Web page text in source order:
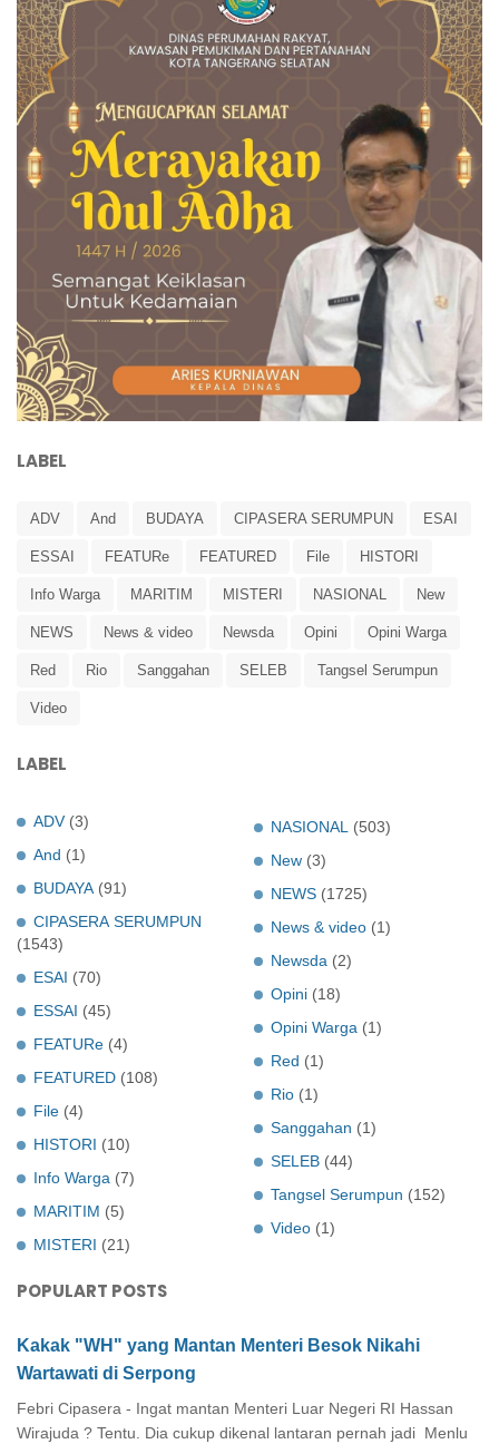
LABEL
ADV And BUDAYA CIPASERA SERUMPUN ESAI
ESSAI FEATURe FEATURED File HISTORI
Info Warga MARITIM MISTERI NASIONAL New
NEWS News & video Newsda Opini Opini Warga
Red Rio Sanggahan SELEB Tangsel Serumpun
Video
LABEL
ADV (3)
And (1)
BUDAYA (91)
CIPASERA SERUMPUN
(1543)
ESAI (70)
ESSAI (45)
FEATURe (4)
FEATURED (108)
File (4)
HISTORI (10)
Info Warga (7)
MARITIM (5)
MISTERI (21)
NASIONAL
(503)
New (3)
NEWS (1725)
News & video (1)
Newsda (2)
Opini (18)
Opini Warga (1)
Red (1)
Rio (1)
Sanggahan (1)
SELEB (44)
Tangsel Serumpun (152)
Video (1)
POPULART POSTS
Kakak "WH" yang Mantan Menteri Besok Nikahi
Wartawati di Serpong
Febri Cipasera - Ingat mantan Menteri Luar Negeri RI Hassan
Wirajuda ? Tentu. Dia cukup dikenal lantaran pernah jadi Menlu